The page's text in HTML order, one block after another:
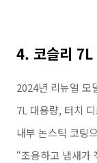
4. 코슬리 7L
2024년 리뉴얼 모
7L 대용량, 터치
내부 논스틱 코팅
“조용하고 냄새가